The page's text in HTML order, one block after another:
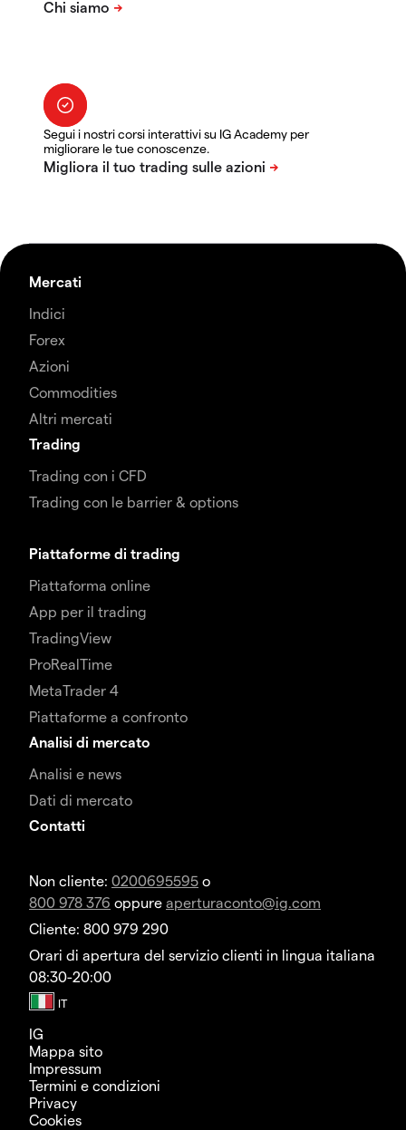
Segui i nostri corsi interattivi su IG Academy per
migliorare le tue conoscenze.
Mercati
Indici
Forex
Azioni
Commodities
Altri mercati
Trading
Trading con i CFD
Trading con le barrier & options
Piattaforme di trading
Piattaforma online
App per il trading
TradingView
ProRealTime
MetaTrader 4
Piattaforme a confronto
Analisi di mercato
Analisi e news
Dati di mercato
Contatti
Non cliente: 0200695595 o
800 978 376 oppure aperturaconto@ig.com
Cliente: 800 979 290
Orari di apertura del servizio clienti in lingua italiana
08:30-20:00
IG
Mappa sito
Impressum
Termini e condizioni
Privacy
Cookies